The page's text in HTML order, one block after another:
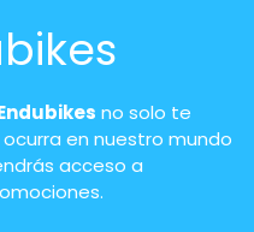
no solo te
en nuestro mundo
acceso a